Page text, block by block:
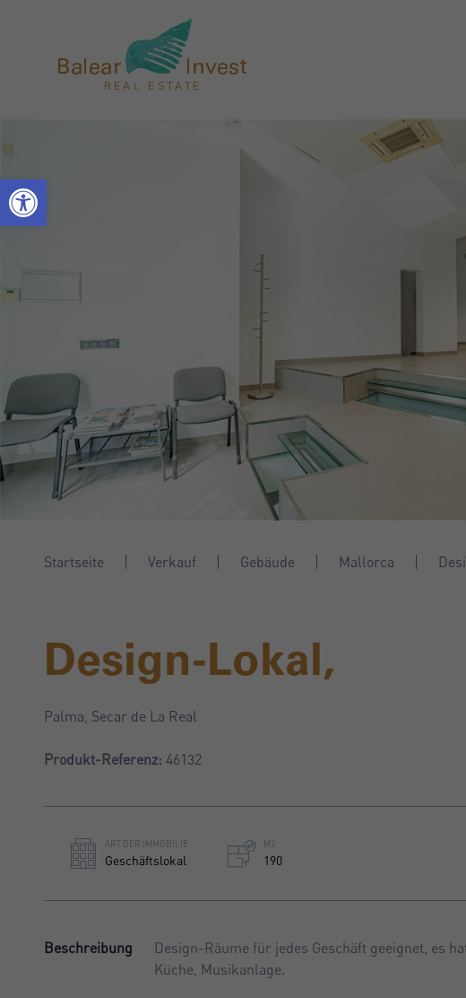
Startseite Verkauf Gebäude Mallorca
Design-Lokal,
Palma, Secar de La Real
Produkt-Referenz: 46132
ART DER IMMOBILIE
Geschäftslokal
M2
190
Beschreibung
Design-Räume für jedes Geschäft geeignet, es
Küche, Musikanlage.